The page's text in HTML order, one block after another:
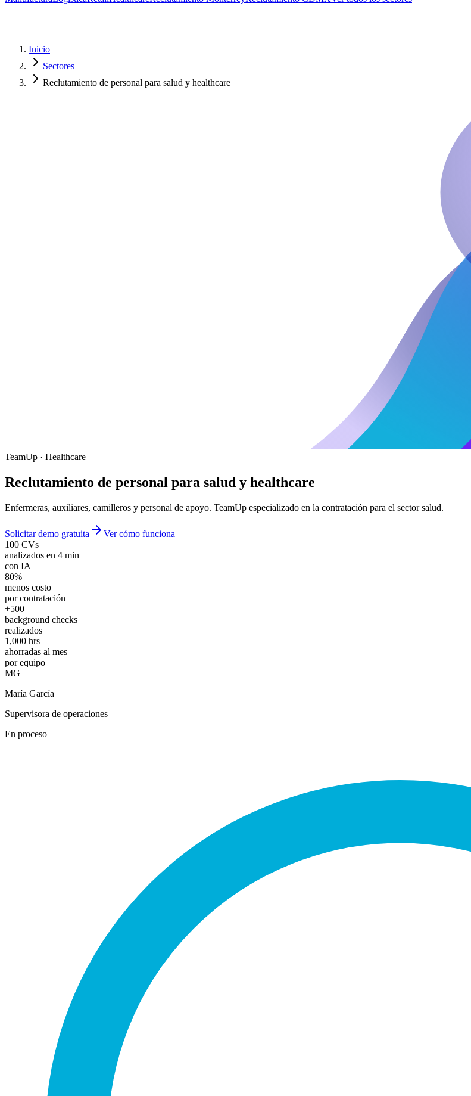
Inicio
Sectores
Reclutamiento de personal para salud y healthcare
TeamUp · Healthcare
Reclutamiento de personal para salud y healthcare
Enfermeras, auxiliares, camilleros y personal de apoyo. TeamUp especializado en la contratación para el sector salud.
Solicitar demo gratuita
Ver cómo funciona
100 CVs
analizados en 4 min
con IA
80%
menos costo
por contratación
+500
background checks
realizados
1,000 hrs
ahorradas al mes
por equipo
MG
María García
Supervisora de operaciones
En proceso